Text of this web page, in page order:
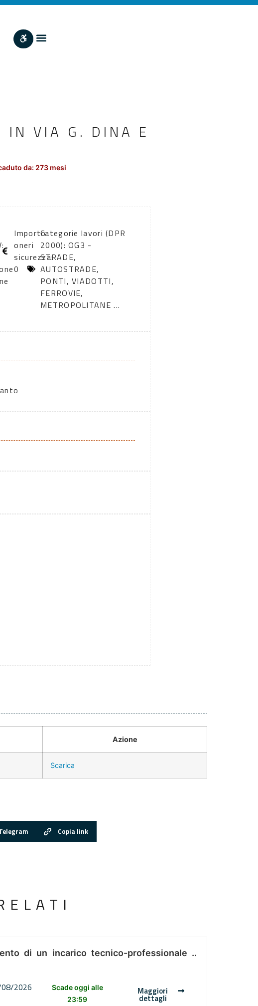
IN VIA G. DINA E
da: 273 mesi
Importo
oneri
sicurezza:
0
Categorie lavori (DPR
2000): OG3 -
STRADE,
AUTOSTRADE,
PONTI, VIADOTTI,
FERROVIE,
METROPOLITANE ...
Azione
Scarica
Copia link
di un incarico tecnico-professionale ..
2026
Scade oggi alle
23:59
Maggiori
dettagli